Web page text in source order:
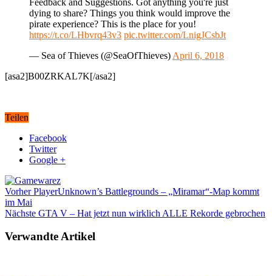
dying to share? Things you think would improve the
pirate experience? This is the place for you!
https://t.co/LHbvrq43v3 pic.twitter.com/LnigJCsbJt
— Sea of Thieves (@SeaOfThieves) April 6, 2018
[asa2]B00ZRKAL7K[/asa2]
Teilen
Facebook
Twitter
Google +
VorherPlayerUnknown’s Battlegrounds – „Miramar“-Map kommt
im Mai
Nächste GTA V – Hat jetzt nun wirklich ALLE Rekorde gebrochen
Verwandte Artikel